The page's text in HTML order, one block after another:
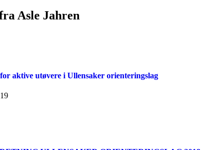
Asle Jahren
aktive utøvere i Ullensaker orienteringslag